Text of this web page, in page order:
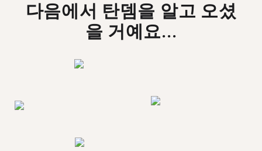
다음에서 탄뎀을 알고 오셨
을 거예요...